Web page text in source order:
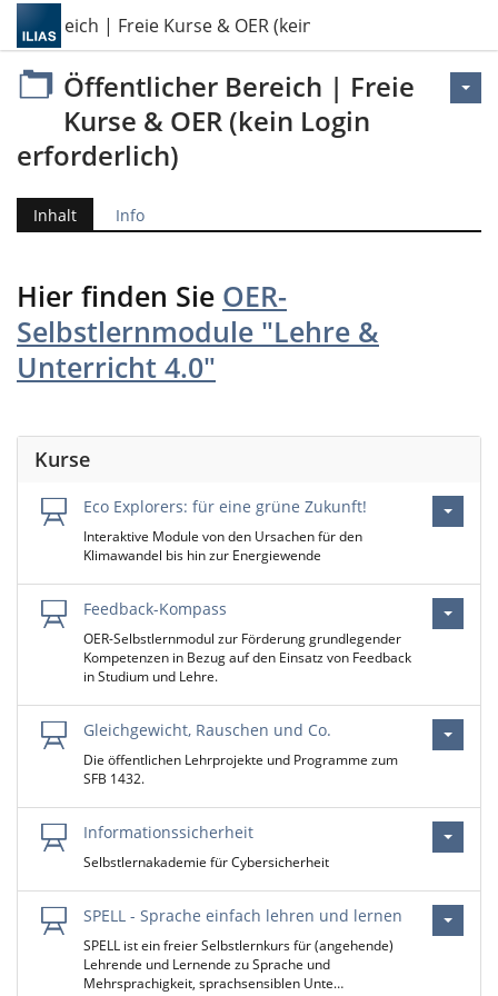
Bereich | Freie Kurse & OER (kein Login erforderlich)
Öffentlicher Bereich | Freie
Kurse & OER (kein Login
erforderlich)
Inhalt Info
Hier finden Sie OER-
Selbstlernmodule "Lehre &
Unterricht 4.0"
Kurse
Eco Explorers: für eine grüne Zukunft!
Interaktive Module von den Ursachen für den
Klimawandel bis hin zur Energiewende
Feedback-Kompass
OER-Selbstlernmodul zur Förderung grundlegender
Kompetenzen in Bezug auf den Einsatz von Feedback
in Studium und Lehre.
Gleichgewicht, Rauschen und Co.
Die öffentlichen Lehrprojekte und Programme zum
SFB 1432.
Informationssicherheit
Selbstlernakademie für Cybersicherheit
SPELL - Sprache einfach lehren und lernen
SPELL ist ein freier Selbstlernkurs für (angehende)
Lehrende und Lernende zu Sprache und
Mehrsprachigkeit, sprachsensiblen Unte…